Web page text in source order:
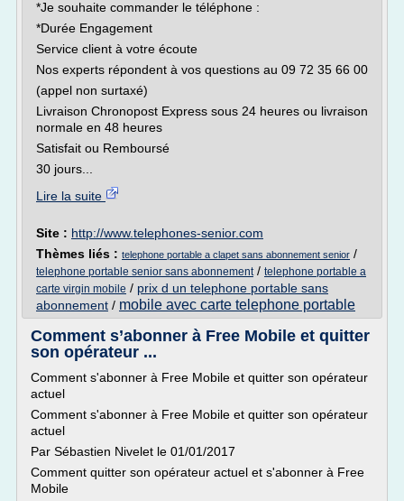
*Je souhaite commander le téléphone :
*Durée Engagement
Service client à votre écoute
Nos experts répondent à vos questions au 09 72 35 66 00
(appel non surtaxé)
Livraison Chronopost Express sous 24 heures ou livraison
normale en 48 heures
Satisfait ou Remboursé
30 jours...
Lire la suite
Site : http://www.telephones-senior.com
Thèmes liés : telephone portable a clapet sans abonnement senior /
telephone portable senior sans abonnement/ telephone portable a
carte virgin mobile / prix d un telephone portable sans
abonnement / mobile avec carte telephone portable
Comment s’abonner à Free Mobile et quitter
son opérateur ...
Comment s'abonner à Free Mobile et quitter son opérateur
actuel
Comment s'abonner à Free Mobile et quitter son opérateur
actuel
Par Sébastien Nivelet le 01/01/2017
Comment quitter son opérateur actuel et s'abonner à Free
Mobile